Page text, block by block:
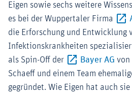
Eigen sowie sechs weitere
es bei der Wuppertaler Firma
die Erforschung und Entwicklung
Infektionskrankheiten
als Spin-Off der
Bayer AG von
Schaeff und einem Team
gegründet. Wie Eigen hat auch